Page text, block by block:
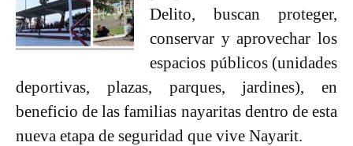
Delito, buscan proteger,
conservar y aprovechar los
espacios públicos (unidades
deportivas, plazas, parques, jardines), en
beneficio de las familias nayaritas dentro de esta
nueva etapa de seguridad que vive Nayarit.